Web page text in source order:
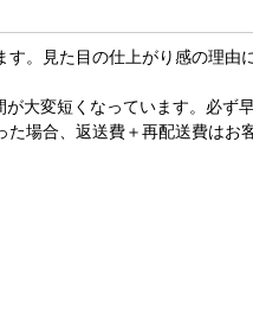
。見た目の仕上がり感の理由
大変短くなっています。必ず
場合、返送費＋再配送費はお